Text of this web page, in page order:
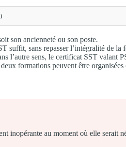
son ancienneté ou son poste.
suffit, sans repasser l’intégralité de la
l’autre sens, le certificat SST valant
formations peuvent être
inopérante au moment où elle serait